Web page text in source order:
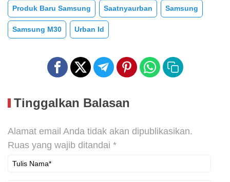
Produk Baru Samsung Saatnyaurban Samsung
Samsung M30 Urban Id
Tinggalkan Balasan
Alamat email Anda tidak akan dipublikasikan.
Ruas yang wajib ditandai *